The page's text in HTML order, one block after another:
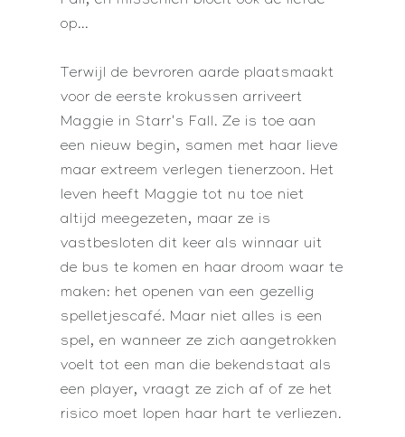
op...
Terwijl de bevroren aarde plaatsmaakt
voor de eerste krokussen arriveert
Maggie in Starr's Fall. Ze is toe aan
een nieuw begin, samen met haar lieve
maar extreem verlegen tienerzoon. Het
leven heeft Maggie tot nu toe niet
altijd meegezeten, maar ze is
vastbesloten dit keer als winnaar uit
de bus te komen en haar droom waar te
maken: het openen van een gezellig
spelletjescafé. Maar niet alles is een
spel, en wanneer ze zich aangetrokken
voelt tot een man die bekendstaat als
een player, vraagt ze zich af of ze het
risico moet lopen haar hart te verliezen.